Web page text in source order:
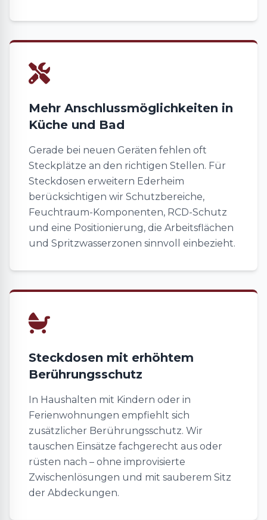
Mehr Anschlussmöglichkeiten in
Küche und Bad
Gerade bei neuen Geräten fehlen oft
Steckplätze an den richtigen Stellen. Für
Steckdosen erweitern Ederheim
berücksichtigen wir Schutzbereiche,
Feuchtraum-Komponenten, RCD-Schutz
und eine Positionierung, die Arbeitsflächen
und Spritzwasserzonen sinnvoll einbezieht.
Steckdosen mit erhöhtem
Berührungsschutz
In Haushalten mit Kindern oder in
Ferienwohnungen empfiehlt sich
zusätzlicher Berührungsschutz. Wir
tauschen Einsätze fachgerecht aus oder
rüsten nach – ohne improvisierte
Zwischenlösungen und mit sauberem Sitz
der Abdeckungen.